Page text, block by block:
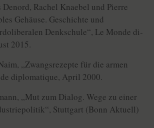
Rachel Knaebel und Pierre
Gehäuse. Geschichte und
Denkschule“, Le Monde di­
2015.
„Zwangsrezepte für die armen
diplomatique, April 2000.
„Mut zum Dialog. Wege zu einer
Stuttgart (Bonn Aktuell)